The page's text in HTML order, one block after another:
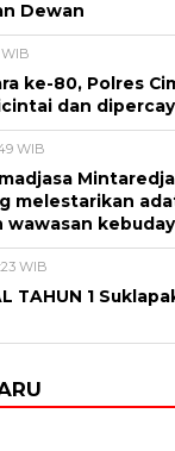
Dewan
WIB
ke-80, Polres
dan
WIB
melestarikan
WIB
TAHUN 1